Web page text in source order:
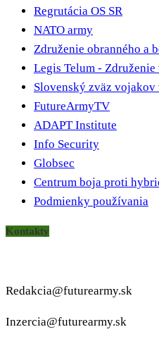
Regrutácia OS SR
NATO army
Združenie obranného a
Legis Telum -
Slovenský zväz vojakov
FutureArmyTV
ADAPT Institute
Info Security
Globsec
Centrum boja proti
Podmienky používania
Kontakty
Redakcia@futurearmy.sk
Inzercia@futurearmy.sk